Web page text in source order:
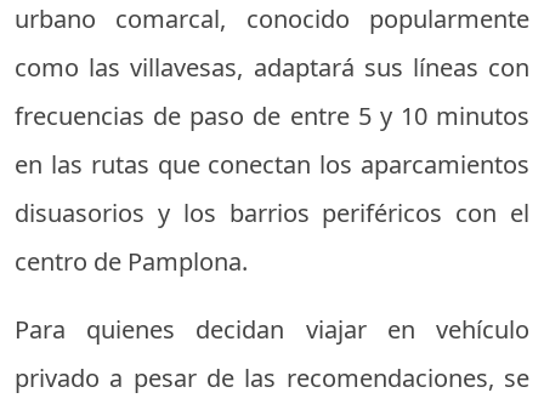
urbano comarcal, conocido popularmente
como las villavesas, adaptará sus líneas con
frecuencias de paso de entre 5 y 10 minutos
en las rutas que conectan los aparcamientos
disuasorios y los barrios periféricos con el
centro de Pamplona.
Para quienes decidan viajar en vehículo
privado a pesar de las recomendaciones, se